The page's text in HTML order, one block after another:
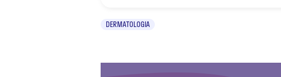
DERMATOLOGIA